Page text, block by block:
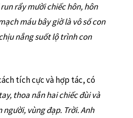
rẩy mười chiếc hôn, hôn
máu bây giờ là vô số con
nắng suốt lộ trình con
tích cực và hợp tác, có
thoa nắn hai chiếc đùi và
vùng đạp. Trời. Anh